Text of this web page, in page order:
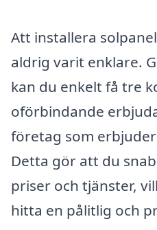
Att installera
aldrig varit enklare.
kan du enkelt få tre
oförbindande
företag som
Detta gör att du
priser och tjänster,
hitta en pålitlig och